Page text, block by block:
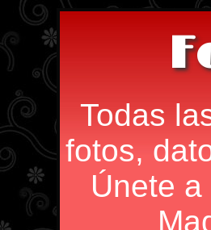
Todas
fotos,
Únete